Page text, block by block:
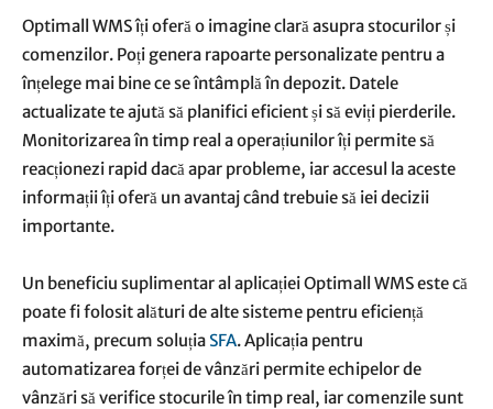
Optimall WMS îți oferă o imagine clară asupra stocurilor și
comenzilor. Poți genera rapoarte personalizate pentru a
înțelege mai bine ce se întâmplă în depozit. Datele
actualizate te ajută să planifici eficient și să eviți pierderile.
Monitorizarea în timp real a operațiunilor îți permite să
reacționezi rapid dacă apar probleme, iar accesul la aceste
informații îți oferă un avantaj când trebuie să iei decizii
importante.
Un beneficiu suplimentar al aplicației Optimall WMS este că
poate fi folosit alături de alte sisteme pentru eficiență
maximă, precum soluția SFA. Aplicația pentru
automatizarea forței de vânzări permite echipelor de
vânzări să verifice stocurile în timp real, iar comenzile sunt